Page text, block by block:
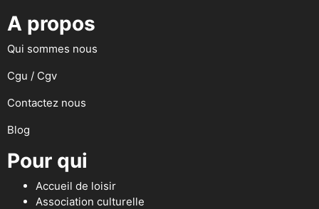
A propos
Qui sommes nous
Cgu / Cgv
Contactez nous
Blog
Pour qui
Accueil de loisir
Association culturelle